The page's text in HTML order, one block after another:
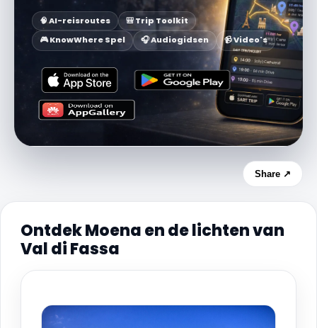
🧠 AI-reisroutes
🎒 Trip Toolkit
🎮 KnowWhere Spel
🎧 Audiogidsen 📹 Video's
Share ↗
Ontdek Moena en de lichten van
Val di Fassa